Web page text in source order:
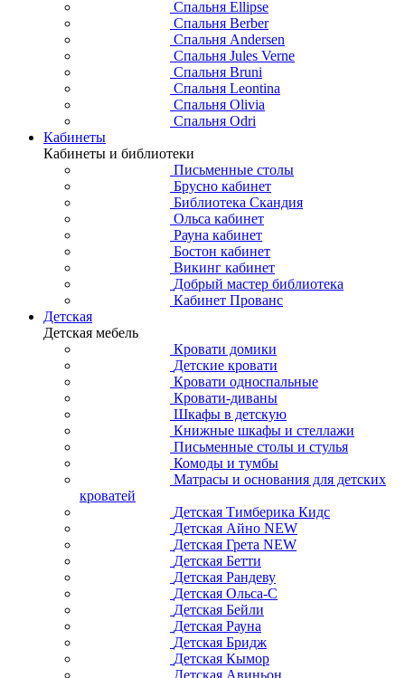
Спальня Ellipse
Спальня Berber
Спальня Andersen
Спальня Jules Verne
Спальня Bruni
Спальня Leontina
Спальня Olivia
Спальня Odri
Кабинеты
Кабинеты и библиотеки
Письменные столы
Брусно кабинет
Библиотека Скандия
Ольса кабинет
Рауна кабинет
Бостон кабинет
Викинг кабинет
Добрый мастер библиотека
Кабинет Прованс
Детская
Детская мебель
Кровати домики
Детские кровати
Кровати односпальные
Кровати-диваны
Шкафы в детскую
Книжные шкафы и стеллажи
Письменные столы и стулья
Комоды и тумбы
Матрасы и основания для детских
кроватей
Детская Тимберика Кидс
Детская Айно NEW
Детская Грета NEW
Детская Бетти
Детская Рандеву
Детская Ольса-С
Детская Бейли
Детская Рауна
Детская Бридж
Детская Кымор
Детская Авиньон